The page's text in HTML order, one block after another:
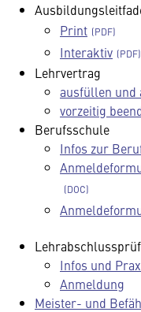
Print
Interaktiv
Lehrvertrag
ausfüllen und
vorzeitig
Berufsschule
Infos zur
Infos und
Anmeldung
Meister- und